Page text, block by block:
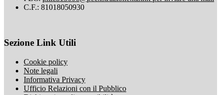
C.F.: 81018050930
Sezione Link Utili
Cookie policy
Note legali
Informativa Privacy
Ufficio Relazioni con il Pubblico